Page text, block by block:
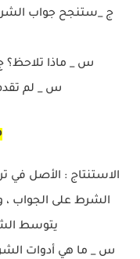
ج _ستنجح جواب
س _ ماذا
س _ لم تقدم
الاستنتاج : الأصل في
الشرط على الجواب ، و
يتوسط
س _ ما هي أدوات الشرط